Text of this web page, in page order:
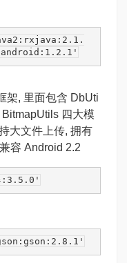
架, 里面包含 DbUti
四大模
大文件上传, 拥有
容 Android 2.2